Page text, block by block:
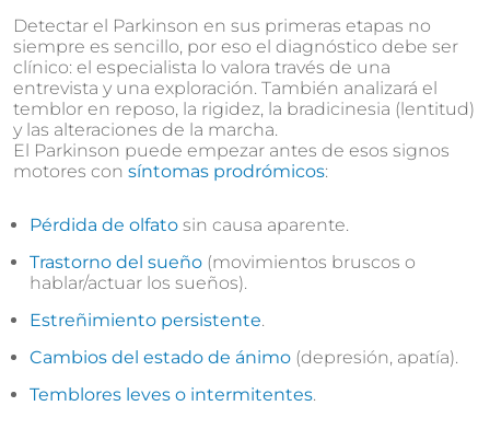
Detectar el Parkinson en sus primeras etapas no
siempre es sencillo, por eso el diagnóstico debe ser
clínico: el especialista lo valora través de una
entrevista y una exploración. También analizará el
temblor en reposo, la rigidez, la bradicinesia (lentitud)
y las alteraciones de la marcha.
El Parkinson puede empezar antes de esos signos
motores con síntomas prodrómicos:
Pérdida de olfato sin causa aparente.
Trastorno del sueño (movimientos bruscos o
hablar/actuar los sueños).
Estreñimiento persistente.
Cambios del estado de ánimo (depresión, apatía).
Temblores leves o intermitentes.